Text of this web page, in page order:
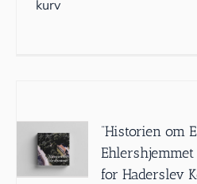
kurv
”Historien om
for Haderslev